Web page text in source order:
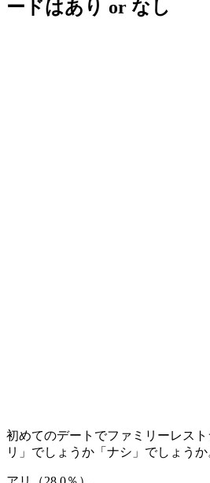
ードはあり or なし
初めてのデートでファミリーレス
リ」でしょうか「ナシ」でしょうか